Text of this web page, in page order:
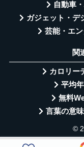
自動車
ガジェット・デ
芸能・エ
関
カロリー
平均
無料
言葉の意
©